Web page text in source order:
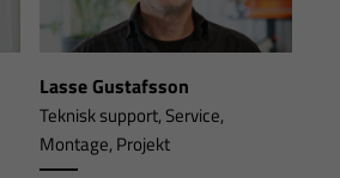
Lasse Gustafsson
Teknisk support, Service,
Montage, Projekt